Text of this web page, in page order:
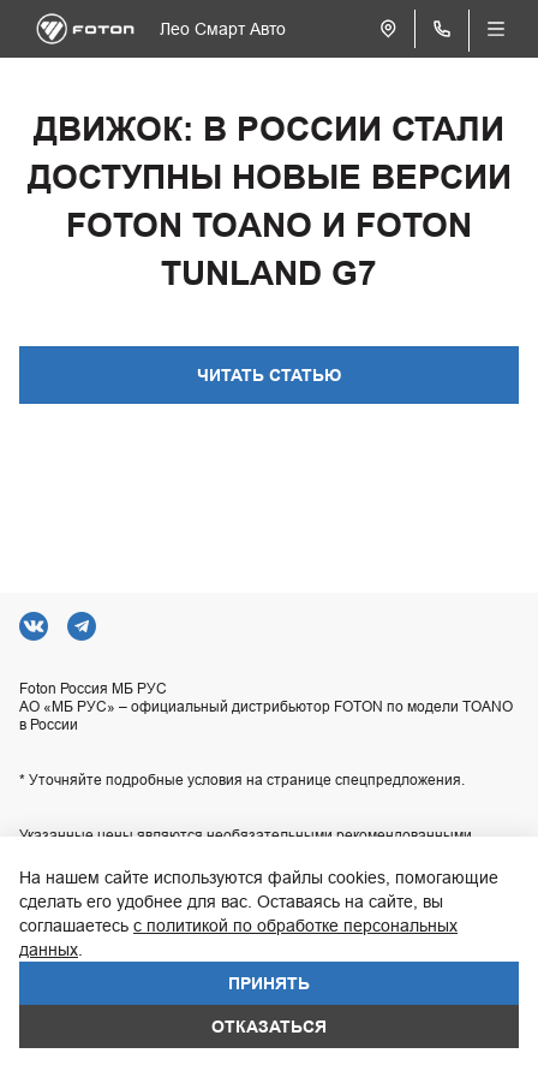
Лео Смарт Авто
ДВИЖОК: В РОССИИ СТАЛИ
ДОСТУПНЫ НОВЫЕ ВЕРСИИ
FOTON TOANO И FOTON
TUNLAND G7
ЧИТАТЬ СТАТЬЮ
Foton Россия МБ РУС
АО «МБ РУС» – официальный дистрибьютор FOTON по модели TOANO
в России
* Уточняйте подробные условия на странице спецпредложения.
Указанные цены являются необязательными рекомендованными
отличаться от действительных цен. Приобретение любой продукции
осуществляется в соответствии с условиями индивидуального договора
купли-продажи, заключаемого с продавцом. Технические
характеристики, комплектация и изображения автомобилей,
приведенные на сайте, могут отличаться от технических характеристик,
комплектации и внешнего вида автомобилей, поставляемых в
Российскую Федерацию. Актуальную информацию уточняйте по
© 2026, FOTON UDP Auto
На нашем сайте используются файлы cookies, помогающие
сделать его удобнее для вас. Оставаясь на сайте, вы
соглашаетесь с политикой по обработке персональных
данных
ПРИНЯТЬ
ОТКАЗАТЬСЯ
WhatsApp